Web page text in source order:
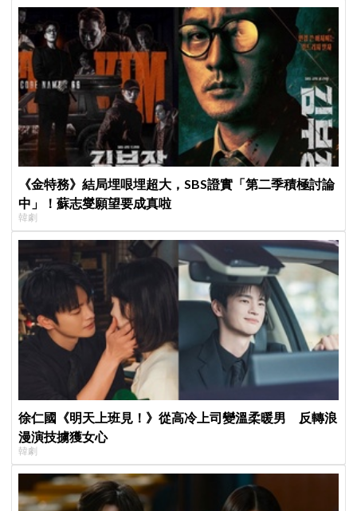
《金特務》結局埋哏埋超大，SBS證實「第二季積極討論
中」！蘇志燮願望要成真啦
韓劇
徐仁國《明天上班見！》從高冷上司變溫柔暖男 反轉浪
漫演技擄獲女心
韓劇